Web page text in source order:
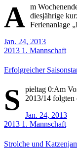
A m
diesjährige
Ferienanlage
Jan. 24, 2013
2013 1. Mannschaft
Erfolgreicher
S
pieltag 0:Am
2013/14 folgten
Jan. 24, 2013
2013 1. Mannschaft
Strolche und